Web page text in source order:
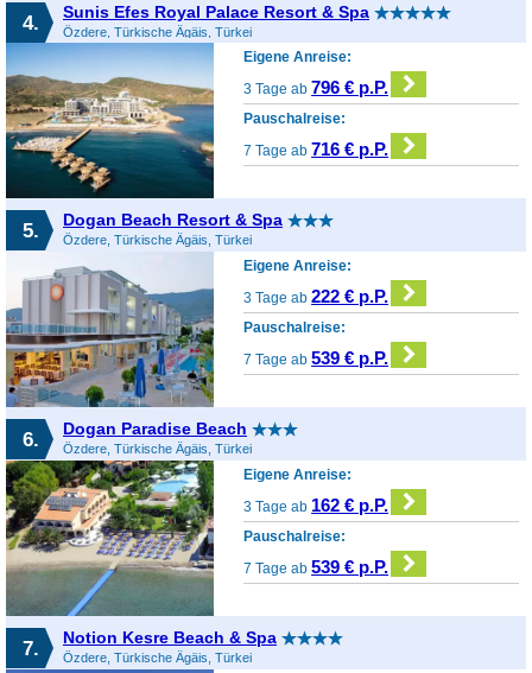
4. Sunis Efes Royal Palace Resort & Spa
Özdere, Türkische Ägäis, Türkei
Eigene Anreise:
3 Tage ab 796 € p.P.
Pauschalreise:
7 Tage ab 716 € p.P.
5. Dogan Beach Resort & Spa
Özdere, Türkische Ägäis, Türkei
Eigene Anreise:
3 Tage ab222 € p.P.
Pauschalreise:
7 Tage ab539 € p.P.
6. Dogan Paradise Beach
Özdere, Türkische Ägäis, Türkei
Eigene Anreise:
3 Tage ab 162 € p.P.
Pauschalreise:
7 Tage ab539 € p.P.
7. Notion Kesre Beach & Spa
Özdere, Türkische Ägäis, Türkei